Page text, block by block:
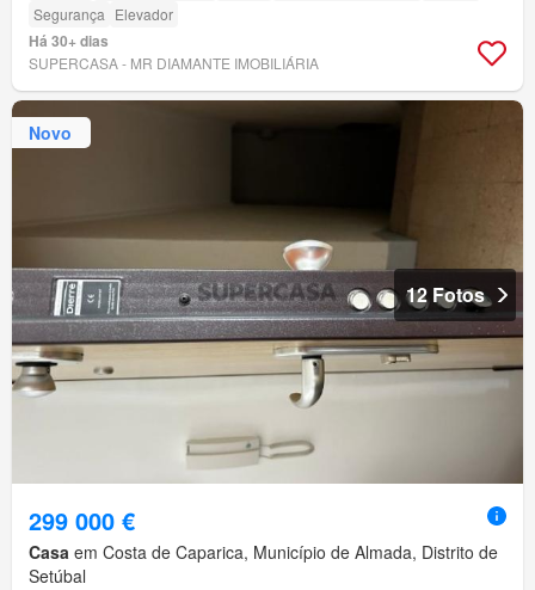
Segurança Elevador
Há 30+ dias
SUPERCASA - MR DIAMANTE IMOBILIÁRIA
Novo
12 Fotos
299 000 €
Casa em Costa de Caparica, Município de Almada, Distrito de
Setúbal